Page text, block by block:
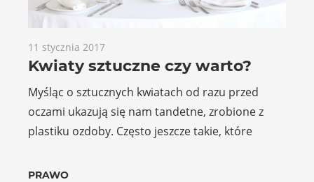
11 stycznia 2017
Kwiaty sztuczne czy warto?
Myśląc o sztucznych kwiatach od razu przed
oczami ukazują się nam tandetne, zrobione z
plastiku ozdoby. Często jeszcze takie, które
PRAWO